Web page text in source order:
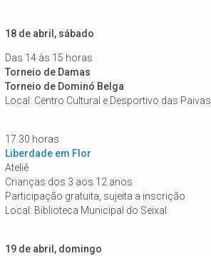
18 de abril, sábado
Das 14 às 15 horas
Torneio de Damas
Torneio de Dominó Belga
Local: Centro Cultural e Desportivo das Paivas
17.30 horas
Liberdade em Flor
Ateliê
Crianças dos 3 aos 12 anos
Participação gratuita, sujeita a inscrição
Local: Biblioteca Municipal do Seixal
19 de abril, domingo